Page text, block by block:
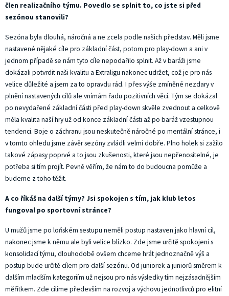
člen realizačního týmu. Povedlo se splnit to, co jste si před
sezónou stanovili?
Sezóna byla dlouhá, náročná a ne zcela podle našich představ. Měli jsme
nastavené nějaké cíle pro základní část, potom pro play-down a ani v
jednom případě se nám tyto cíle nepodařilo splnit. Až v baráži jsme
dokázali potvrdit naši kvalitu a Extraligu nakonec udržet, což je pro nás
velice důležité a jsem za to opravdu rád. I přes výše zmíněné nezdary v
plnění nastavených cílů ale vnímám řadu pozitivních věcí. Tým se dokázal
po nevydařené základní části před play-down skvěle zvednout a celkově
měla kvalita naší hry už od konce základní části až po baráž vzestupnou
tendenci. Boje o záchranu jsou neskutečně náročné po mentální stránce, i
v tomto ohledu jsme závěr sezóny zvládli velmi dobře. Plno holek si zažilo
takové zápasy poprvé a to jsou zkušenosti, které jsou nepřenositelné, je
potřeba si tím projít. Pevně věřím, že nám to do budoucna pomůže a
budeme z toho těžit.
A co říkáš na další týmy? Jsi spokojen s tím, jak klub letos
fungoval po sportovní stránce?
U mužů jsme po loňském sestupu neměli postup nastaven jako hlavní cíl,
nakonec jsme k němu ale byli velice blízko. Zde jsme určitě spokojeni s
konsolidací týmu, dlouhodobě ovšem chceme hrát jednoznačně výš a
postup bude určitě cílem pro další sezónu. Od juniorek a juniorů směrem k
dalším mladším kategoriím už nejsou pro nás výsledky tím nejzásadnějším
měřítkem. Zde cílíme především na rozvoj a výchovu jednotlivců pro elitní